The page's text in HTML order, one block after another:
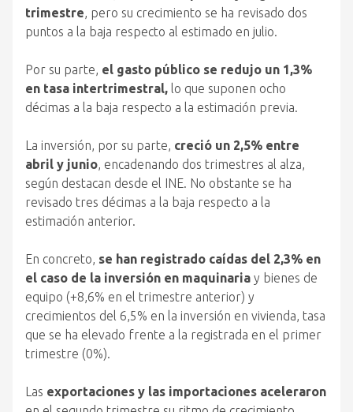
trimestre, pero su crecimiento se ha revisado dos
puntos a la baja respecto al estimado en julio.
Por su parte, el gasto público se redujo un 1,3%
en tasa intertrimestral, lo que suponen ocho
décimas a la baja respecto a la estimación previa.
La inversión, por su parte, creció un 2,5% entre
abril y junio, encadenando dos trimestres al alza,
según destacan desde el INE. No obstante se ha
revisado tres décimas a la baja respecto a la
estimación anterior.
En concreto, se han registrado caídas del 2,3% en
el caso de la inversión en maquinaria y bienes de
equipo (+8,6% en el trimestre anterior) y
crecimientos del 6,5% en la inversión en vivienda, tasa
que se ha elevado frente a la registrada en el primer
trimestre (0%).
Las exportaciones y las importaciones aceleraron